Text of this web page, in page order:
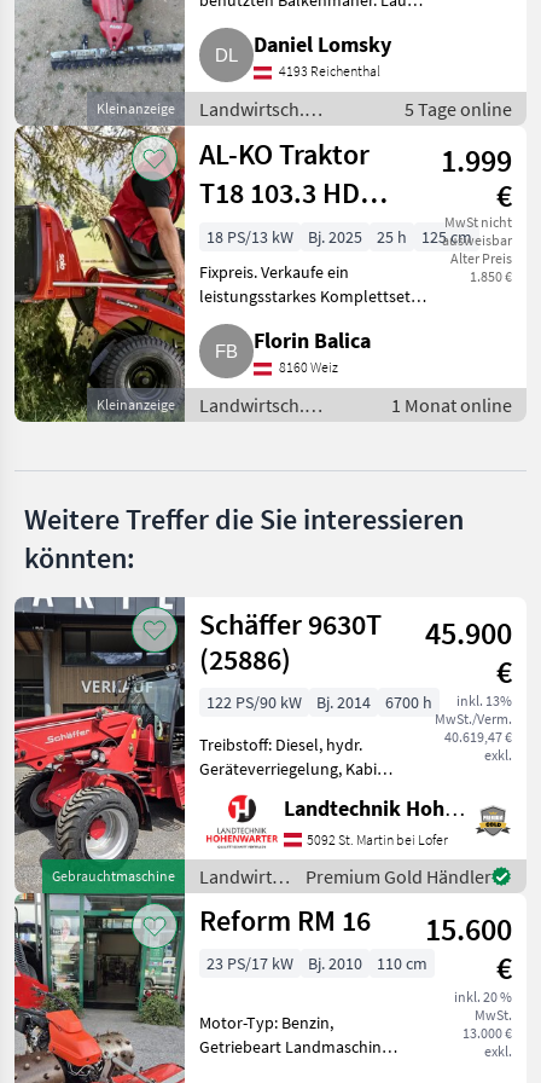
Aebi
Reform
Rapid
Köppl
Brielmaier
Alle 40
anzeigen
MARKTPLATZ
Marktplatz Händlerangebote Kleinanzeigen
Kleinanzeige
einwandfrei. Besichtigung
jederzeit möglich. Privatverkauf,
keine Garantie und
Gewährleistung. Preis VHP. La
Daniel Lomsky
4193 Reichenthal
Landwirtsch.
Motorfahrzeuge /
Motormäher/-fräsen
5 Tage online
Kleinanzeige
AL-KO Traktor
T18 103.3 HD
Limi, Mulchkeil
1.999
€
MwSt nicht
ausweisbar
Alter Preis
1.850 €
18 PS/13 kW Bj. 2025 25 h
125 cm
Fixpreis. Verkaufe ein
leistungsstarkes Komplettset:
Premium-Rasentraktor AL-KO
T18-103.3 HD in der begehrten
Limited Edition, inkl.
passendem Mulchkeil. Ölservice
u
Florin Balica
8160 Weiz
Landwirtsch.
Motorfahrzeuge /
1 Monat online
Weitere Treffer die Sie interessieren
könnten:
Gebrauchtmaschine
Schäffer 9630T
(25886)
45.900
€
inkl. 13%
MwSt./Verm.
40.619,47 €
exkl.
122 PS/90 kW Bj. 2014
6700 h
Treibstoff: Diesel, hydr.
Geräteverriegelung, Kabine,
Schnellwechselrahmen,
Zusatz-Hydraulikkreis
Teleskop Hoflader Schäffer
9630 T *Eigengewicht ca.8 t
*Bereifung 400/5
Landtechnik Hohenwarter GmbH
5092 St. Martin bei Lofer
Landwirtsch.
Motorfahrzeuge
/ Schäffer
Premium Gold Händler
Reform RM 16
15.600
€
inkl. 20 %
MwSt.
13.000 €
exkl.
23 PS/17 kW Bj. 2010 110 cm
Motor-Typ: Benzin,
Getriebeart Landmaschine: